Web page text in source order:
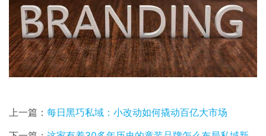
上一篇： 每日黑巧私域：小改动如何撬动百亿大市场